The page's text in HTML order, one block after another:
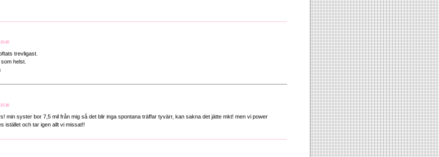
trevligast.
helst.
min syster bor 7,5 mil från mig så det blir inga spontana träffar tyvärr, kan sakna det jätte mkt! men vi power
istället och tar igen allt vi missat!!